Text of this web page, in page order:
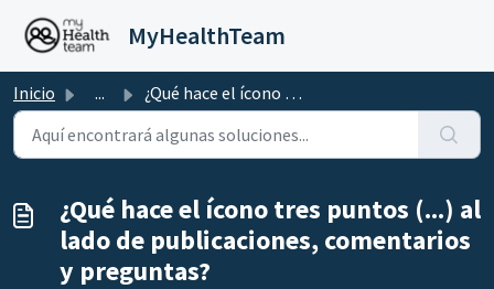
MyHealthTeam
Inicio ... ¿Qué hace el ícono tres puntos (...) al lado de publicaci...
¿Qué hace el ícono tres puntos (...) al
lado de publicaciones, comentarios
y preguntas?